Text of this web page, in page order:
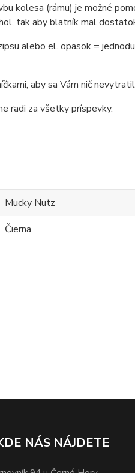
kolesa (rámu) je možné
tak aby blatník mal
alebo el. opasok =
aby sa Vám nič
radi za všetky príspevky.
Mucky Nutz
Čierna
NÁS NÁJDETE